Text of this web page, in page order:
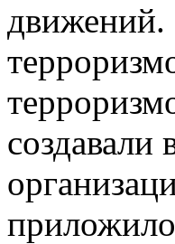
движений.
приложило